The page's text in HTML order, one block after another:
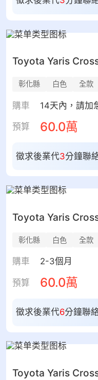
Toyota Yaris
彰化縣 白色 全款
購車 14天內，請加
預算 60.0萬
徵求後業代3分鐘聯
Toyota Yaris
彰化縣 白色 全款
購車 2-3個月
預算 60.0萬
徵求後業代6分鐘聯
Toyota Yaris